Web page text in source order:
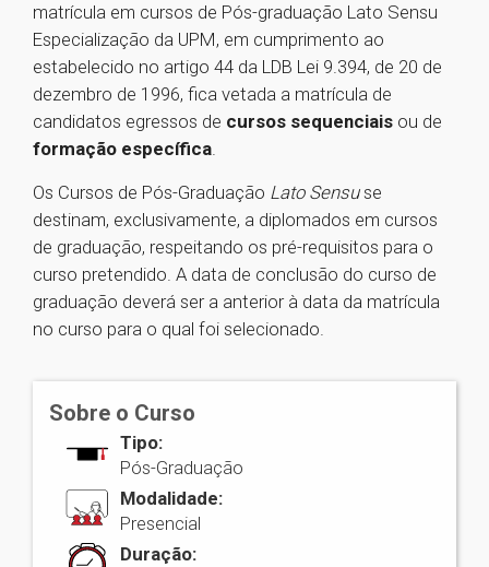
matrícula em cursos de Pós-graduação Lato Sensu
Especialização da UPM, em cumprimento ao
estabelecido no artigo 44 da LDB Lei 9.394, de 20 de
dezembro de 1996, fica vetada a matrícula de
candidatos egressos de cursos sequenciais ou de
formação específica.
Os Cursos de Pós-Graduação Lato Sensuse
destinam, exclusivamente, a diplomados em cursos
de graduação, respeitando os pré-requisitos para o
curso pretendido. A data de conclusão do curso de
graduação deverá ser a anterior à data da matrícula
no curso para o qual foi selecionado.
Sobre o Curso
Tipo:
Pós-Graduação
Modalidade:
Presencial
Duração: